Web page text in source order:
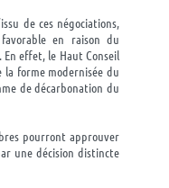
de ces négociations,
en raison du
effet, le Haut Conseil
forme modernisée du
de décarbonation du
pourront approuver
une décision distincte